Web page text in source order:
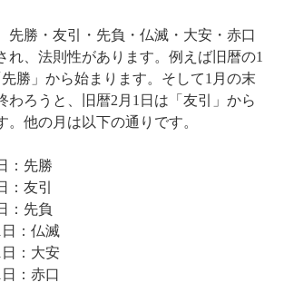
先勝・友引・先負・仏滅・大安・赤口
れ、法則性があります。例えば旧暦の1
勝」から始まります。そして1月の末
わろうと、旧暦2月1日は「友引」から
。他の月は以下の通りです。
：先勝
：友引
：先負
日：仏滅
日：大安
日：赤口